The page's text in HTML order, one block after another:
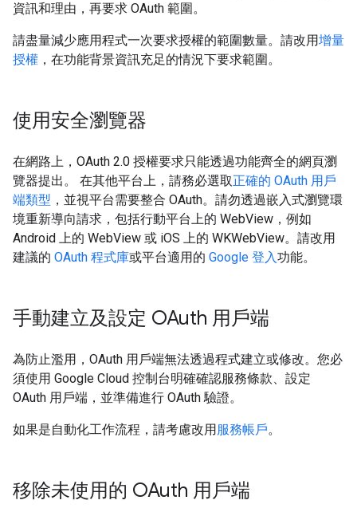
資訊和理由，再要求 OAuth 範圍。
請盡量減少應用程式一次要求授權的範圍數量。請改用增量
授權 ，在功能背景資訊充足的情況下要求範圍。
使用安全瀏覽器
在網路上，OAuth 2.0 授權要求只能透過功能齊全的網頁瀏
覽器提出。 在其他平台上，請務必選取正確的 OAuth 用戶
端類型 ，並視平台需要整合 OAuth。請勿透過嵌入式瀏覽環
境重新導向請求，包括行動平台上的 WebView，例如
Android 上的 WebView 或 iOS 上的 WKWebView。請改用
建議的 OAuth 程式庫或平台適用的 Google 登入功能。
手動建立及設定 OAuth 用戶端
為防止濫用，OAuth 用戶端無法透過程式建立或修改。您必
須使用 Google Cloud 控制台明確確認服務條款、設定
OAuth 用戶端，並準備進行 OAuth 驗證。
如果是自動化工作流程，請考慮改用服務帳戶。
移除未使用的 OAuth 用戶端